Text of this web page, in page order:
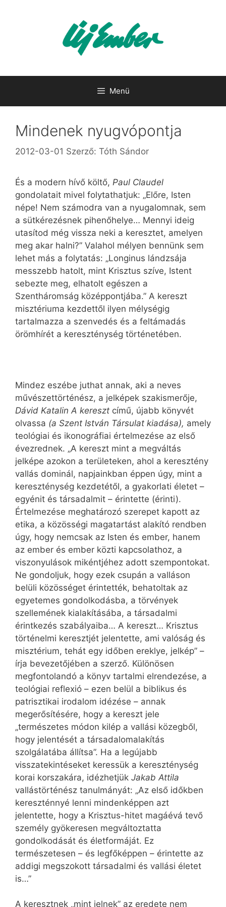
Menü
Mindenek nyugvópontja
2012-03-01 Szerző: Tóth Sándor
És a modern hívő költő, Paul Claudel
gondolatait mivel folytathatjuk: „Előre, Isten
népe! Nem számodra van a nyugalomnak, sem
a sütkérezésnek pihenőhelye… Mennyi ideig
utasítod még vissza neki a keresztet, amelyen
meg akar halni?” Valahol mélyen bennünk sem
lehet más a folytatás: „Longinus lándzsája
messzebb hatolt, mint Krisztus szíve, Istent
sebezte meg, elhatolt egészen a
Szentháromság középpontjába.” A kereszt
misztériuma kezdettől ilyen mélységig
tartalmazza a szenvedés és a feltámadás
örömhírét a kereszténység történetében.
Mindez eszébe juthat annak, aki a neves
művészettörténész, a jelképek szakismerője,
Dávid Katalin A kereszt című, újabb könyvét
olvassa (a Szent István Társulat kiadása), amely
teológiai és ikonográfiai értelmezése az első
évezrednek. „A kereszt mint a megváltás
jelképe azokon a területeken, ahol a keresztény
vallás dominál, napjainkban éppen úgy, mint a
kereszténység kezdetétől, a gyakorlati életet –
egyénit és társadalmit – érintette (érinti).
Értelmezése meghatározó szerepet kapott az
etika, a közösségi magatartást alakító rendben
úgy, hogy nemcsak az Isten és ember, hanem
az ember és ember közti kapcsolathoz, a
viszonyulások mikéntjéhez adott szempontokat.
Ne gondoljuk, hogy ezek csupán a valláson
belüli közösséget érintették, behatoltak az
egyetemes gondolkodásba, a törvények
szellemének kialakításába, a társadalmi
érintkezés szabályaiba… A kereszt… Krisztus
történelmi keresztjét jelentette, ami valóság és
misztérium, tehát egy időben ereklye, jelkép” –
írja bevezetőjében a szerző. Különösen
megfontolandó a könyv tartalmi elrendezése, a
teológiai reflexió – ezen belül a biblikus és
patrisztikai irodalom idézése – annak
megerősítésére, hogy a kereszt jele
„természetes módon kilép a vallási közegből,
hogy jelentését a társadalomalakítás
szolgálatába állítsa”. Ha a legújabb
visszatekintéseket keressük a kereszténység
korai korszakára, idézhetjük Jakab Attila
vallástörténész tanulmányát: „Az első időkben
kereszténnyé lenni mindenképpen azt
jelentette, hogy a Krisztus-hitet magáévá tevő
személy gyökeresen megváltoztatta
gondolkodását és életformáját. Ez
természetesen – és legfőképpen – érintette az
addigi megszokott társadalmi és vallási életet
is…”
A keresztnek „mint jelnek” az eredete nem